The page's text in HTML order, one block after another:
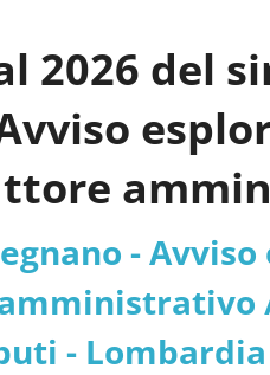
2026 del
da
San
-
-